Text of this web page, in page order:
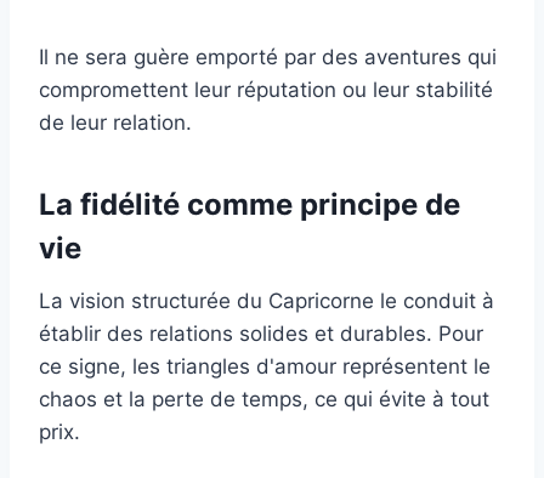
Il ne sera guère emporté par des aventures qui
compromettent leur réputation ou leur stabilité
de leur relation.
La fidélité comme principe de
vie
La vision structurée du Capricorne le conduit à
établir des relations solides et durables. Pour
ce signe, les triangles d'amour représentent le
chaos et la perte de temps, ce qui évite à tout
prix.